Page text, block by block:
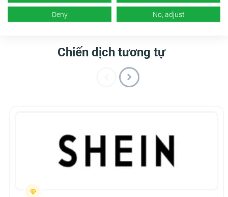
Chiến dịch tương tự
Deny No, adjust